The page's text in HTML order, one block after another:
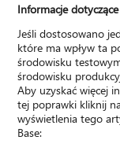
Informacje
Jeśli dostosowano
które ma wpływ ta
środowisku
środowisku
Aby uzyskać więcej
tej poprawki kliknij
wyświetlenia tego
Base: